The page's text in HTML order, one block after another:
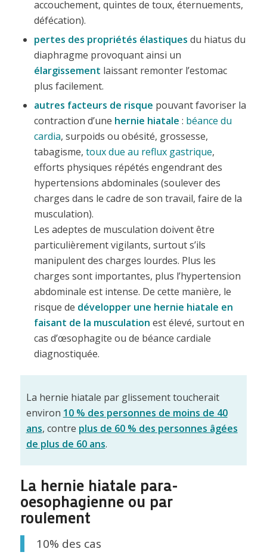
accouchement, quintes de toux, éternuements,
défécation).
pertes des propriétés élastiques du hiatus du
diaphragme provoquant ainsi un
élargissement laissant remonter l’estomac
plus facilement.
autres facteurs de risque pouvant favoriser la
contraction d’une hernie hiatale : béance du
cardia, surpoids ou obésité, grossesse,
tabagisme, toux due au reflux gastrique,
efforts physiques répétés engendrant des
hypertensions abdominales (soulever des
charges dans le cadre de son travail, faire de la
musculation).
Les adeptes de musculation doivent être
particulièrement vigilants, surtout s’ils
manipulent des charges lourdes. Plus les
charges sont importantes, plus l’hypertension
abdominale est intense. De cette manière, le
risque de développer une hernie hiatale en
faisant de la musculation est élevé, surtout en
cas d’œsophagite ou de béance cardiale
diagnostiquée.
La hernie hiatale par glissement toucherait
environ 10 % des personnes de moins de 40
ans, contre plus de 60 % des personnes âgées
de plus de 60 ans.
La hernie hiatale para-
oesophagienne ou par
roulement
10% des cas